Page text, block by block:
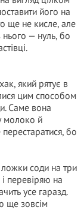
його на
ще не кисле, але
нього — нуль, бо
який рятує в
цим способом
Саме вона
молоко й
перестаратися, бо
соди на три
перевіряю на
усе гаразд.
ще зовсім